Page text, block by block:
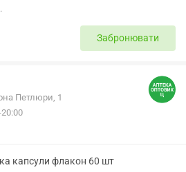
Забронювати
Петлюри, 1
капсули флакон 60 шт